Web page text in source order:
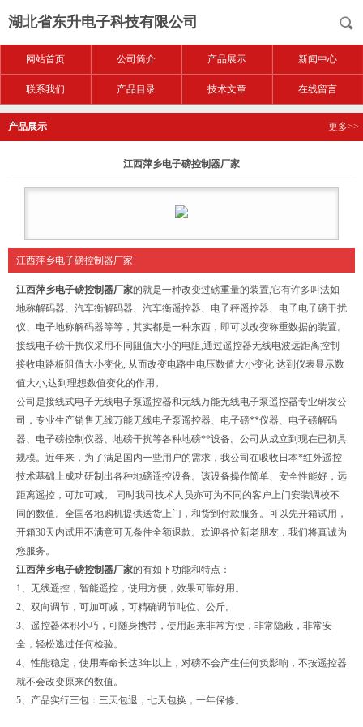
湖北省东升电子科技有限公司
网站首页 公司简介 产品展示 新闻中心
联系我们 产品目录 技术文章 在线留言
产品展示 更多>>
江西萍乡电子磅控制器厂家
江西萍乡电子磅控制器厂家
江西萍乡电子磅控制器厂家的就是一种改变过磅重量的装置,它有许多叫法如
地称解码器、汽车衡解码器、汽车衡遥控器、电子秤遥控器、电子电子磅干扰
仪、电子地称解码器等等，其实都是一种东西，即可以改变称重数据的装置。
接线电子磅干扰仪采用不同阻值大小的电阻,通过遥控器无线电波远距离控制
接收电路板阻值大小变化, 从而改变电路中电压数值大小变化 达到仪表显示数
值大小,达到理想数值变化的作用。
公司是接线式电子无线电子泵遥控器和无线万能无线电子泵遥控器专业研发公
司，专业生产销售无线万能无线电子泵遥控器、电子磅**仪器、电子磅解码
器、电子磅控制仪器、地磅干扰等各种地磅**设备。公司从成立到现在已初具
规模。近年来，为了满足国内一些用户的需求，我公司在吸收日本*红外遥控
技术基础上成功研制出各种地磅遥控设备。该设备操作简单、安全性能好，远
距离遥控，可加可减。 同时我司技术人员亦可为不同的客户上门安装调校不
同的数值。全国各地购机提供送货上门，和货到付款服务。可以先开箱试用，
开箱30天内试用不满意可无条件全额退款。欢迎各位新老朋友，我们将真诚为
您服务。
江西萍乡电子磅控制器厂家的有如下功能和特点：
1、无线遥控，智能遥控，使用方便，效果可靠好用。
2、双向调节，可加可减，可精确调节吨位、公斤。
3、遥控器体积小巧，可随身携带，使用起来非常方便，非常隐蔽，非常安
全，轻松逃过任何检验。
4、性能稳定，使用寿命长达3年以上，对磅不会产生任何负影响，不按遥控器
就不会改变原来的数值。
5、产品实行三包：三天包退，七天包换，一年保修。